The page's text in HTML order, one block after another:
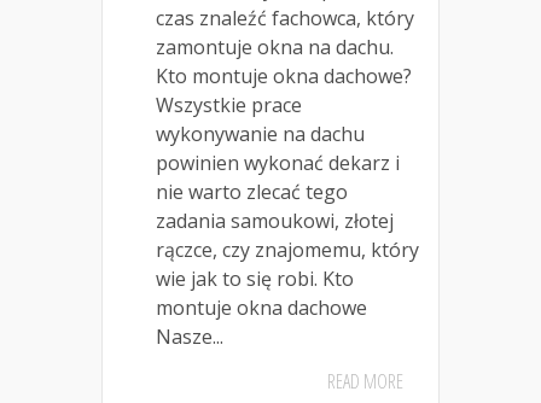
czas znaleźć fachowca, który
zamontuje okna na dachu.
Kto montuje okna dachowe?
Wszystkie prace
wykonywanie na dachu
powinien wykonać dekarz i
nie warto zlecać tego
zadania samoukowi, złotej
rączce, czy znajomemu, który
wie jak to się robi. Kto
montuje okna dachowe
Nasze...
READ MORE